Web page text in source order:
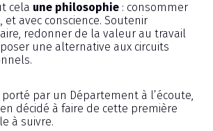
cela une philosophie : consommer
et avec conscience. Soutenir
redonner de la valeur au travail
une alternative aux circuits
porté par un Département à l’écoute,
décidé à faire de cette première
à suivre.